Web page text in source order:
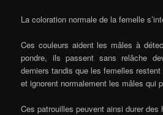
La coloration normale de la femelle
Ces couleurs aident les mâles à
pondre, ils passent sans relâche
derniers tandis que les femelles restent
et ignorent normalement les mâles qui
Ces patrouilles peuvent ainsi durer des